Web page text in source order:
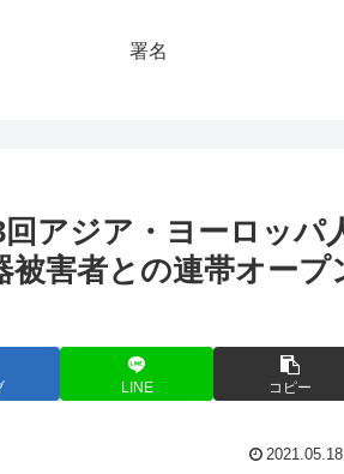
署名
回アジア・ヨーロッパ
被害者との連帯オープ
LINE コピー
2021.05.18